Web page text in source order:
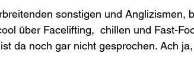
sonstigen und Anglizismen,
über Facelifting,  chillen und Fast-
da noch gar nicht gesprochen. Ach